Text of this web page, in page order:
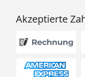
Akzeptierte